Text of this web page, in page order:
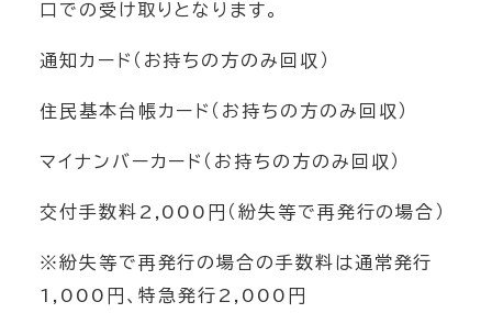
口での受け取りとなります。
通知カード（お持ちの方のみ回収）
住民基本台帳カード（お持ちの方のみ回収）
マイナンバーカード（お持ちの方のみ回収）
交付手数料2,000円（紛失等で再発行の場合）
※紛失等で再発行の場合の手数料は通常発行
1,000円、特急発行2,000円